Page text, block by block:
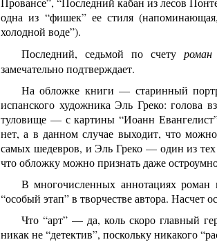
одна из “фишек” ее стиля
холодной воде”).
Последний, седьмой по счетуроман
замечательно подтверждает.
На обложке книги — старинный
испанского художника Эль Греко: голова
туловище — с картины “Иоанн
нет, а в данном случае выходит, что
самых шедевров, и Эль Греко — один из тех
что обложку можно признать даже
В многочисленных аннотациях роман
“особый этап” в творчестве автора.
Что “арт” — да, коль скоро главный
никак не “детектив”, поскольку никакого